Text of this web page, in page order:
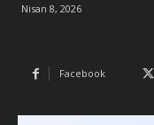
Nisan 8, 2026
Facebook